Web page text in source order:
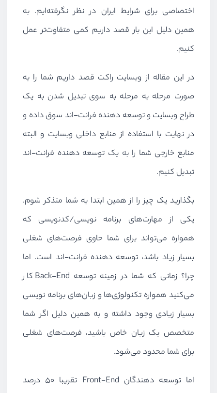
اختصاصی برای شرایط ایران در نظر نگرفته‌ایم. به
همین دلیل این بار قصد داریم کمی متفاوت‌تر عمل
کنیم.
در این مقاله از وبسایت راکت قصد داریم شما را به
صورت مرحله به مرحله به سوی تبدیل شدن به یک
طراح وبسایت و توسعه دهنده فرانت-اند سوق داده و
در نهایت با استفاده از منابع داخلی وبسایت و البته
منابع خارجی شما را به یک توسعه دهنده فرانت-اند
تبدیل کنیم.
بگذارید یک چیز را از همین ابتدا به شما متذکر شوم.
یکی از مهارت‌های برنامه نویسی/کدنویسی که
همواره می‌تواند برای شما حاوی فرصت‌های شغلی
بسیار زیاد باشد، توسعه دهنده فرانت-اند است. اما
چرا؟ زمانی که شما در زمینه توسعه Back-End کار
می‌کنید همواره تکنولوژی‌ها و زبان‌های برنامه نویسی
بسیار زیادی وجود داشته و به همین دلیل اگر شما
متخصص یک زبان خاص باشید، فرصت‌های شغلی
برای شما محدود می‌شود.
اما توسعه دهندگان Front-End
تقریبا ۵۰ درصد